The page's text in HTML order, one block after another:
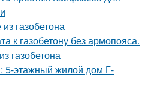
газобетона
к газобетону без армопояса.
газобетона
5-этажный жилой дом Г-